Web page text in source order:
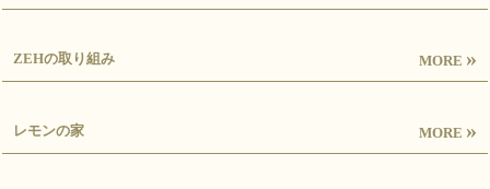
ZEHの取り組み MORE »
レモンの家 MORE »